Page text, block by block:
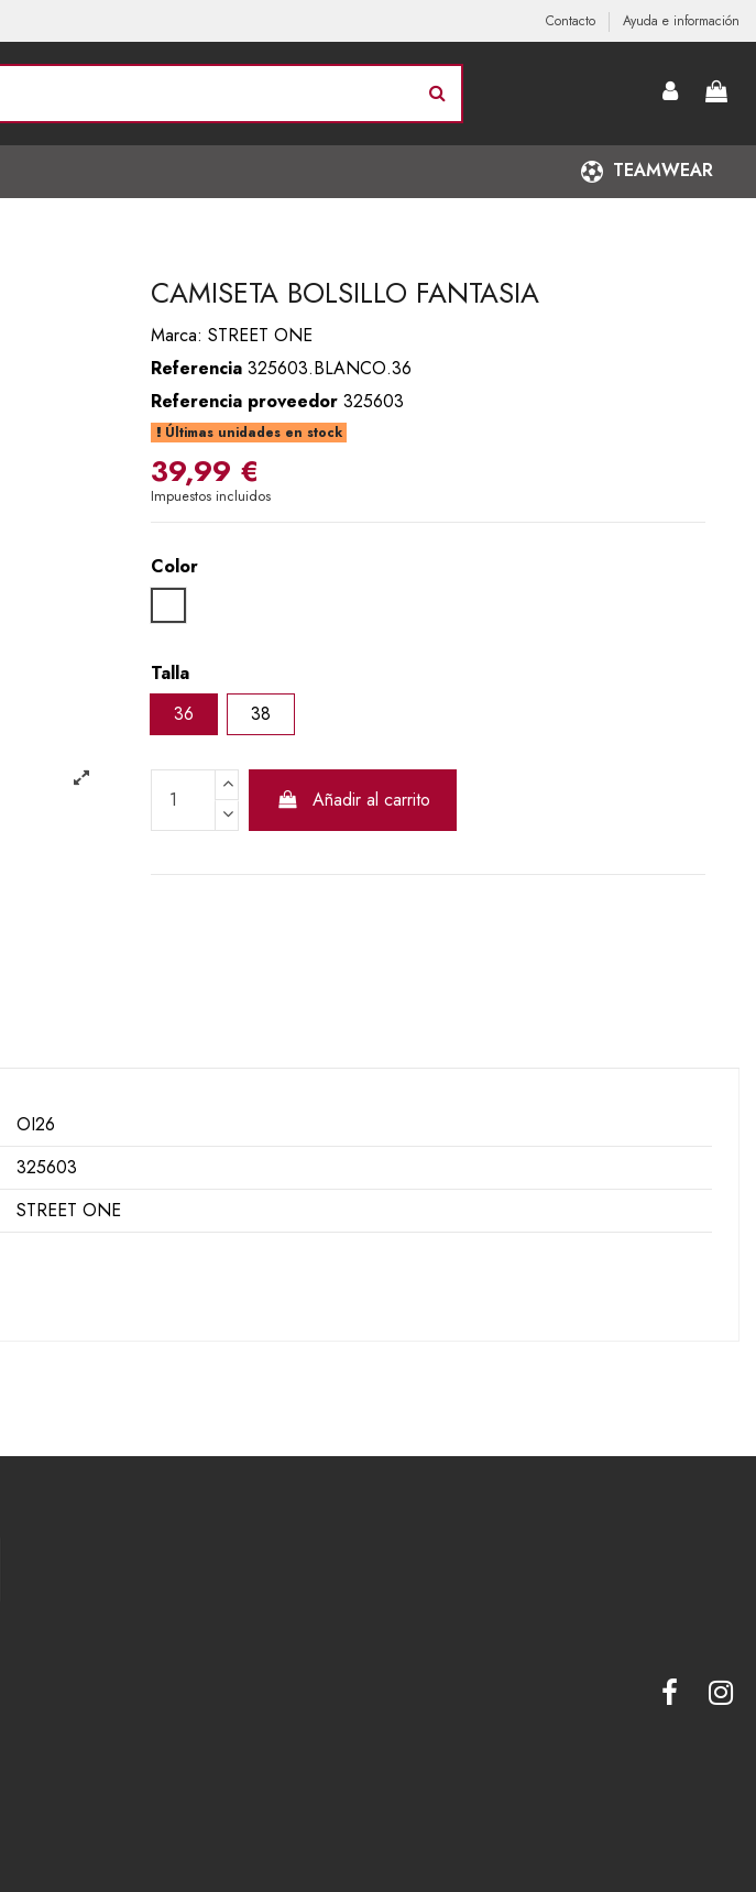
Contacto Ayuda e información
TEAMWEAR
CAMISETA BOLSILLO FANTASIA
Marca: STREET ONE
Referencia 325603.BLANCO.36
Referencia proveedor 325603
Últimas unidades en stock
39,99 €
Impuestos incluidos
Color
Talla
36
38
Añadir al carrito
OI26
325603
STREET ONE